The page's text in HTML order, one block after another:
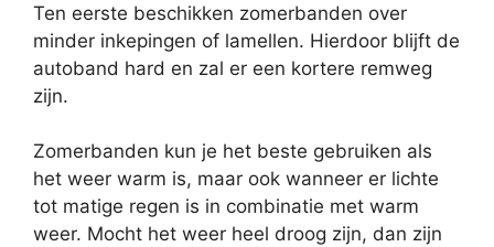
Ten eerste beschikken zomerbanden over
minder inkepingen of lamellen. Hierdoor blijft de
autoband hard en zal er een kortere remweg
zijn.
Zomerbanden kun je het beste gebruiken als
het weer warm is, maar ook wanneer er lichte
tot matige regen is in combinatie met warm
weer. Mocht het weer heel droog zijn, dan zijn